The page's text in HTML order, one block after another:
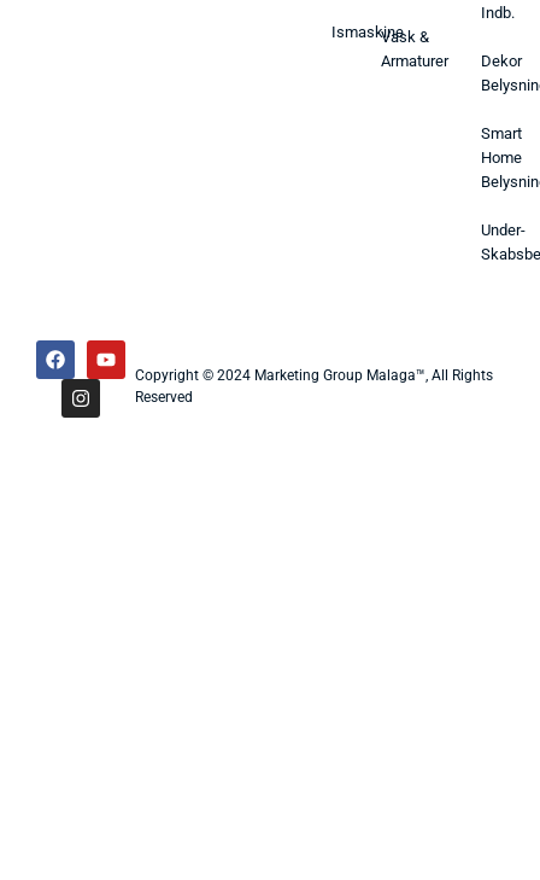
IsmaskineVask &
Armaturer
Indb.
Dekor
Smart
Home
Under-
Copyright © 2024 Marketing Group Malaga™, All Rights
Reserved